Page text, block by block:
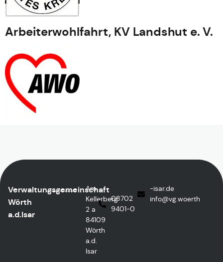
Arbeiterwohlfahrt, KV Landshut e. V.
Verwaltungsgemeinschaft
Wörth
a.d.Isar
Am
Kellerberg
2 a
84109
Wörth
a.d.
Isar
08702
9401-0
ed.rasi-
htreow.gv
@ofni